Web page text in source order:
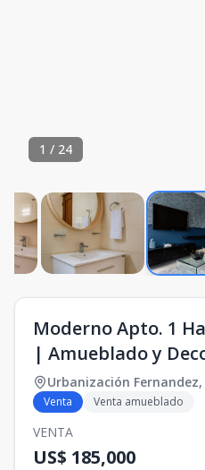
1 / 24
Moderno Apto. 1
| Amueblado y
Urbanización Fernandez,
Venta Venta amueblado
VENTA
US$ 185,000